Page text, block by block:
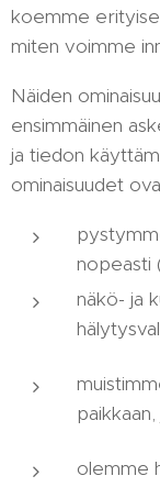
koemme
miten voimme
Näiden
ensimmäinen
ja tiedon
ominaisuudet
nopeasti
näkö- ja
olemme